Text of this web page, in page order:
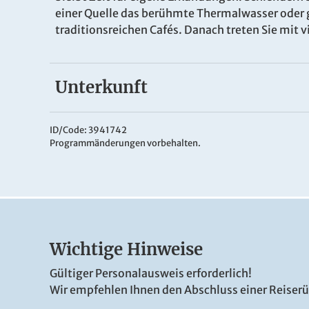
einer Quelle das berühmte Thermalwasser
traditionsreichen Cafés. Danach treten Sie mit
Unterkunft
Ihr Hotel
Das4* Resort Reitenberger
der berühmten Kolonnade entfernt. Die
Sie erholsame Tage im traditionsreichen Kurort.
ID/Code: 3941742
Programmänderungen vorbehalten.
Wichtige Hinweise
Gültiger Personalausweis erforderlich!
Wir empfehlen Ihnen den Abschluss einer